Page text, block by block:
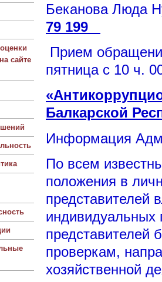
сайте
Беканова Люда
79 199
Прием
пятница с 10 ч.
Балкарской
Информация
По всем
положения в
представителей
индивидуальных
представителей
проверкам,
хозяйственной